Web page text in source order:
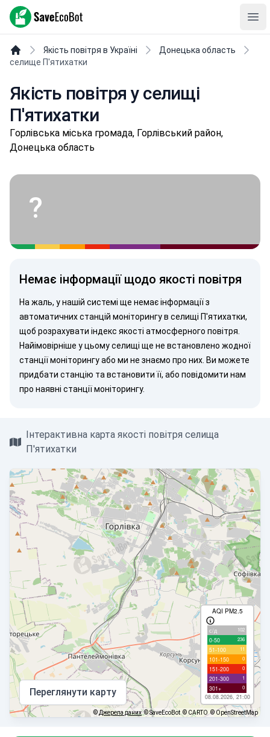
SaveEcoBot
Якість повітря в Україні
Донецька область
селище П'ятихатки
Якість повітря у селищі
П'ятихатки
Гopлівськa міська громада, Горлівський район,
Донецька область
?
Немає інформації щодо якості повітря
На жаль, у нашій системі ще немає інформації з
автоматичних станцій моніторингу в селищі П'ятихатки,
щоб розрахувати індекс якості атмосферного повітря.
Найімовірніше у цьому селищі ще не встановлено жодної
станції моніторингу або ми не знаємо про них. Ви можете
придбати станцію та встановити її, або повідомити нам
про наявні станції моніторингу.
Інтерактивна карта якості повітря селища
П'ятихатки
AQI PM2.5
с/д 102
0-50 236
51-100 11
101-150 0
151-200 0
201-300 1
301+ 0
08.08.2026, 21:00
Переглянути карту
© Джерела даних © SaveEcoBot © CARTO © OpenStreetMap